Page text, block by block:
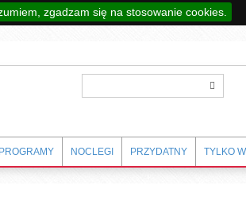
zgadzam się na stosowanie cookies.
PROGRAMY NOCLEGI PRZYDATNY TYLKO